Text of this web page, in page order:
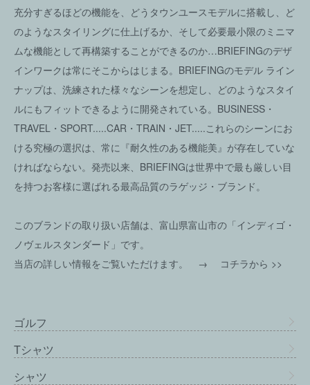
充分すぎるほどの機能を、どうタウンユースモデルに搭載し、ど
のようなスタイリングに仕上げるか、そして必要最小限のミニマ
ムな機能として再構築することができるのか…BRIEFINGのデザ
インワークは常にそこからはじまる。BRIEFINGのモデル ライン
ナップは、洗練された様々なシーンを想定し、どのようなスタイ
ルにもフィットできるように開発されている。BUSINESS・
TRAVEL・SPORT.....CAR・TRAIN・JET.....これらのシーンにお
ける究極の選択は、常に『耐久性のある機能美』が存在していな
ければならない。発売以来、BRIEFINGは世界中で最も厳しい目
を持つお客様に選ばれる最高品質のラゲッジ・ブランド。
このブランドの取り扱い店舗は、富山県富山市の「インディゴ・
ノヴェルスタンダード」です。
当店の詳しい情報をご覧いただけます。 → コチラから >>
ゴルフ
Tシャツ
シャツ